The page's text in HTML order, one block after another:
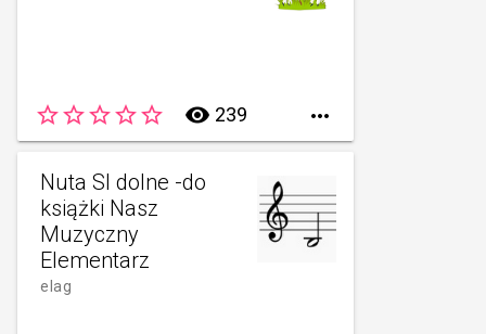
star_borderstar_borderstar_borderstar_borderstar_border remove_red_eye 239 
Nuta SI dolne -do
książki Nasz
Muzyczny
Elementarz
elag